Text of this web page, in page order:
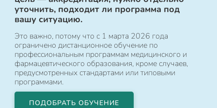
уточнить, подходит ли программа под
вашу ситуацию.
Это важно, потому что с 1 марта 2026 года
ограничено дистанционное обучение по
профессиональным программам медицинского и
фармацевтического образования, кроме случаев,
предусмотренных стандартами или типовыми
программами.
ПОДОБРАТЬ ОБУЧЕНИЕ